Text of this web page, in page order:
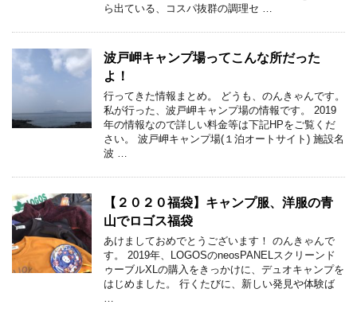
ら出ている、コスパ抜群の調理セ …
波戸岬キャンプ場ってこんな所だった
よ！
行ってきた情報まとめ。 どうも、のんきゃんです。
私が行った、波戸岬キャンプ場の情報です。 2019
年の情報なので詳しい料金等は下記HPをご覧くだ
さい。 波戸岬キャンプ場(１泊オートサイト) 施設名
波 …
【２０２０福袋】キャンプ服、洋服の青
山でロゴス福袋
あけましておめでとうございます！ のんきゃんで
す。 2019年、LOGOSのneosPANELスクリーンド
ゥーブルXLの購入をきっかけに、デュオキャンプを
はじめました。 行くたびに、新しい発見や体験ば
…